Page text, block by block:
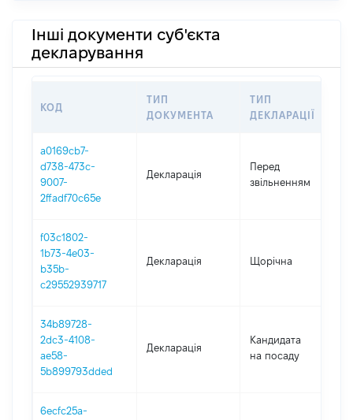
Інші документи суб'єкта
декларування
КОД
ТИП
ДОКУМЕНТА
ТИП
ДЕКЛАРАЦІЇ
a0169cb7-
d738-473c-
9007-
2ffadf70c65e
Декларація
Перед
звільненням
f03c1802-
1b73-4e03-
b35b-
c29552939717
Декларація Щорічна
34b89728-
2dc3-4108-
ae58-
5b899793dded
Декларація
Кандидата
на посаду
6ecfc25a-